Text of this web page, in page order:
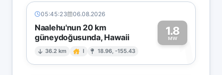
05:45:23 06.08.2026
Naalehu'nun 20 km
güneydoğusunda, Hawaii
36.2 km I 18.96, -155.43
1.8
MW1